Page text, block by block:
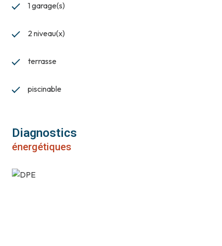
1 garage(s)
2 niveau(x)
terrasse
piscinable
Diagnostics
énergétiques